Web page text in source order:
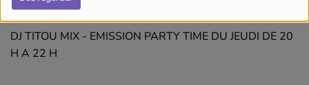
DJ TITOU MIX - EMISSION PARTY TIME DU JEUDI DE 20
H A 22 H